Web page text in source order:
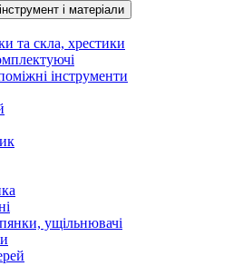
і матеріали
та скла, хрестики
інструменти
ущільнювачі